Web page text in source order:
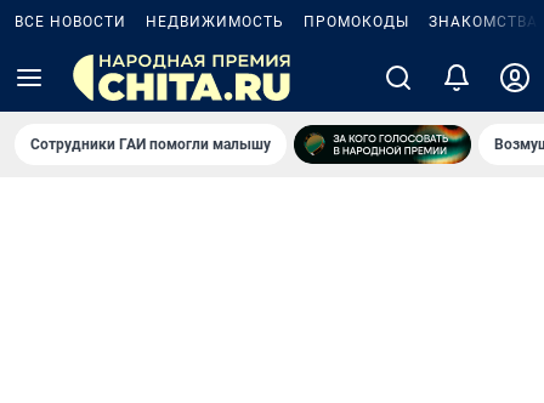
ВСЕ НОВОСТИ НЕДВИЖИМОСТЬ ПРОМОКОДЫ ЗНАКОМСТВА
Сотрудники ГАИ помогли малышу